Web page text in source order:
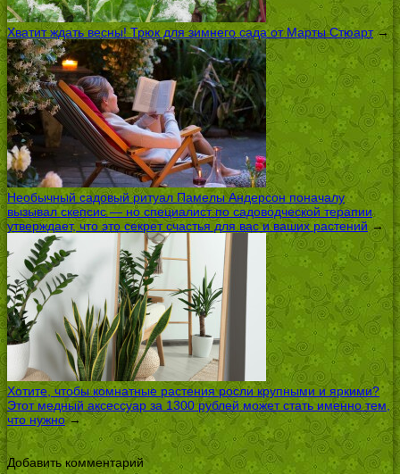
Хватит ждать весны! Трюк для зимнего сада от Марты Стюарт→
Необычный садовый ритуал Памелы Андерсон поначалу
вызывал скепсис — но специалист по садоводческой терапии
утверждает, что это секрет счастья для вас и ваших растений →
Хотите, чтобы комнатные растения росли крупными и яркими?
Этот медный аксессуар за 1300 рублей может стать именно тем,
что нужно→
Добавить комментарий